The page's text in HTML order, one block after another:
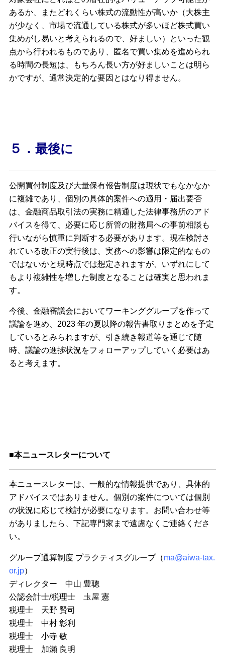
あるか、またどれくらい株式の流動性が高いか（大株主
が少なく、市場で流通している株式が多いほど株式買い
集めがし易いと考えられるので、好ましい）といった観
点から行われるものであり、匿名で買い集めを進められ
る時間の⾧短は、もちろん⾧い方が好ましいことは明ら
かですが、通常決定的な要因とはなり得ません。
５． 最後に
公開買付制度及び大量保有報告制度は現状でもなかなか
に複雑であり、個別の具体的案件への適用・届出要否
は、金融商品取引法の実務に精通した法律事務所のアド
バイスを得て、必要に応じ所管の財務局への事前相談も
行いながら慎重に判断する必要があります。現在検討さ
れている改正の実行後は、実務への影響は限定的なもの
ではないかと現時点では想定されますが、いずれにして
もより複雑性を増した制度となることは確実と思われま
す。
今後、金融審議会においてワーキンググループを作って
議論を進め、2023 年の夏以降の報告書取りまとめを予定
しているとみられますが、引き続き報道等を通じて随
時、議論の進捗状況をフォローアップしていく必要はあ
ると考えます。
■本ニュースレターについて
本ニュースレターは、一般的な情報提供であり、具体的
アドバイスではありません。個別の案件については個別
の状況に応じて検討が必要になります。お問い合わせ等
がありましたら、下記専門家まで遠慮なくご連絡くださ
い。
グループ通算制度 プラクティスグループ（ma@aiwa-tax.
or.jp）
ディレクター 中山 豊聰
公認会計士/税理士 圡屋 憲
税理士 天野 賢司
税理士 中村 彰利
税理士 小寺 敏
税理士 加瀨 良明